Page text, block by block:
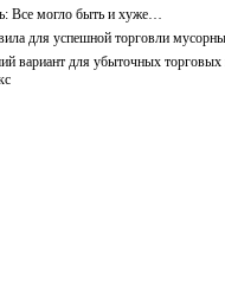
Все могло быть и хуже…
для успешной торговли
вариант для убыточных торговых